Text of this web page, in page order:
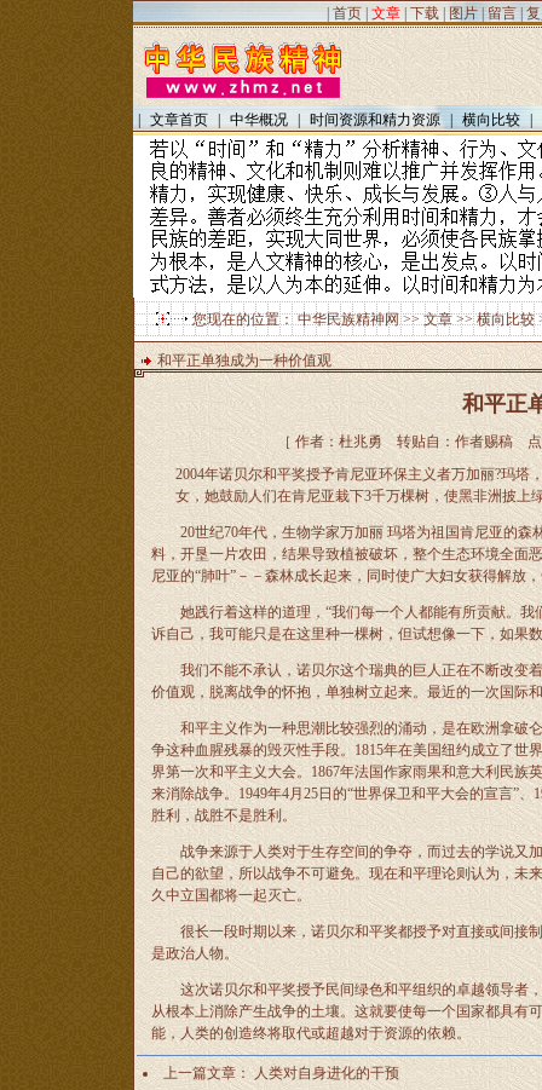
首页 文章 下载 图片 | 留言|
文章首页 中华概况 时间资源和精力资源 横向比较
您现在的位置：中华民族精神网>>文章>>横向比较
和平正单独成为一种价值观
和平正
［ 作者：杜兆勇 转贴自：作者赐稿
2004年诺贝尔和平奖授予肯尼亚环保主义者万加丽?玛
女，她鼓励人们在肯尼亚栽下3千万棵树，使黑非洲披上
20世纪70年代，生物学家万加丽 玛塔为祖国肯尼亚的森
料，开垦一片农田，结果导致植被破坏，整个生态环境全面
尼亚的“肺叶”－－森林成长起来，同时使广大妇女获得解放
她践行着这样的道理，“我们每一个人都能有所贡献。我
诉自己，我可能只是在这里种一棵树，但试想像一下，如果
我们不能不承认，诺贝尔这个瑞典的巨人正在不断改变着
价值观，脱离战争的怀抱，单独树立起来。最近的一次国际
和平主义作为一种思潮比较强烈的涌动，是在欧洲拿破仑
争这种血腥残暴的毁灭性手段。1815年在美国纽约成立了世
界第一次和平主义大会。1867年法国作家雨果和意大利民
来消除战争。1949年4月25日的“世界保卫和平大会的宣言”
胜利，战胜不是胜利。
战争来源于人类对于生存空间的争夺，而过去的学说又加
自己的欲望，所以战争不可避免。现在和平理论则认为，未
久中立国都将一起灭亡。
很长一段时期以来，诺贝尔和平奖都授予对直接或间接制
是政治人物。
这次诺贝尔和平奖授予民间绿色和平组织的卓越领导者，
从根本上消除产生战争的土壤。这就要使每一个国家都具有
能，人类的创造终将取代或超越对于资源的依赖。
上一篇文章：人类对自身进化的干预